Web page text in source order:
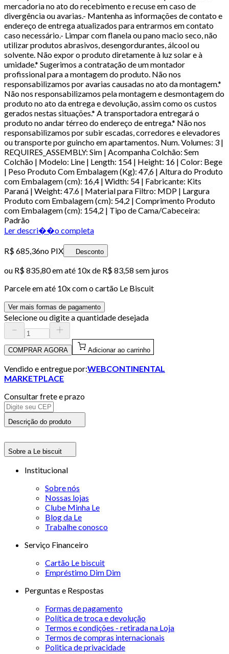
mercadoria no ato do recebimento e recuse em caso de
divergência ou avarias.- Mantenha as informações de contato e
endereço de entrega atualizados para entrarmos em contato
caso necessário.- Limpar com flanela ou pano macio seco, não
utilizar produtos abrasivos, desengordurantes, álcool ou
solvente. Não expor o produto diretamente à luz solar e à
umidade.* Sugerimos a contratação de um montador
profissional para a montagem do produto. Não nos
responsabilizamos por avarias causadas no ato da montagem.*
Não nos responsabilizamos pela montagem e desmontagem do
produto no ato da entrega e devolução, assim como os custos
gerados nestas situações.* A transportadora entregará o
produto no andar térreo do endereço de entrega.* Não nos
responsabilizamos por subir escadas, corredores e elevadores
ou transporte por guincho em apartamentos. Num. Volumes: 3 |
REQUIRES_ASSEMBLY: Sim | Acompanha Colchão: Sem
Colchão | Modelo: Line | Length: 154 | Height: 16 | Color: Bege
| Peso Produto Com Embalagem (Kg): 47,6 | Altura do Produto
com Embalagem (cm): 16,4 | Width: 54 | Fabricante: Kits
Paraná | Weight: 47.6 | Material para Filtro: MDP | Largura
Produto com Embalagem (cm): 54,2 | Comprimento Produto
com Embalagem (cm): 154,2 | Tipo de Cama/Cabeceira:
Padrão
Ler descri��o completa
R$ 685,36no PIX Desconto
ou R$ 835,80em até 10x de R$ 83,58 sem juros
Parcele em até 10x com o cartão Le Biscuit
Ver mais formas de pagamento
Selecione ou digite a quantidade desejada
COMPRAR AGORA Adicionar ao carrinho
Vendido e entregue por:WEBCONTINENTAL
MARKETPLACE
Consultar frete e prazo
Descrição do produto
Sobre a Le biscuit
Institucional
Sobre nós
Nossas lojas
Clube Minha Le
Blog da Le
Trabalhe conosco
Serviço Financeiro
Cartão Le biscuit
Empréstimo Dim Dim
Perguntas e Respostas
Formas de pagamento
Política de troca e devolução
Termos e condições - retirada na Loja
Termos de compras internacionais
Politica de privacidade